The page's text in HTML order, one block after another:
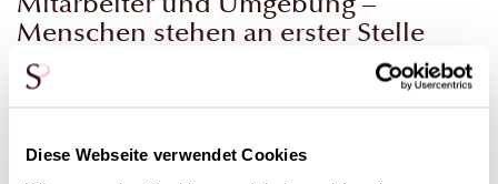
Diese Webseite verwendet Cookies
Menschen stehen an erster Stelle
Naranjo legt großen Wert auf soziale Aspekte: einen hohen
ökologisches und soziales Engagement anerkannt/geschätzt